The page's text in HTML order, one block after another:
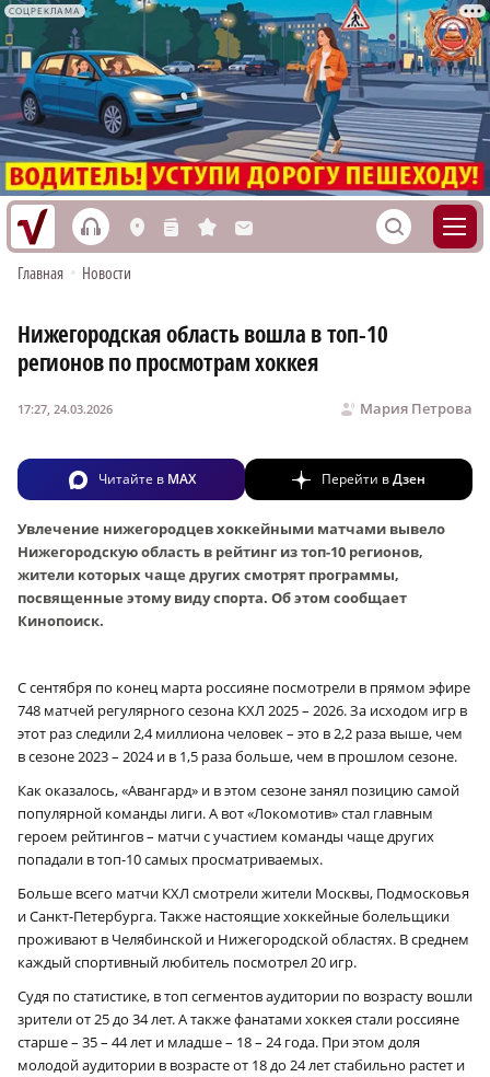
СОЦРЕКЛАМА
h L n s M S
Главная • Новости
Нижегородская область вошла в топ-10
регионов по просмотрам хоккея
Мария Петрова
17:27, 24.03.2026
Читайте в MAX Перейти вДзен
Увлечение нижегородцев хоккейными матчами вывело
Нижегородскую область в рейтинг из топ-10 регионов,
жители которых чаще других смотрят программы,
посвященные этому виду спорта. Об этом сообщает
Кинопоиск.
С сентября по конец марта россияне посмотрели в прямом эфире
748 матчей регулярного сезона КХЛ 2025 – 2026. За исходом игр в
этот раз следили 2,4 миллиона человек – это в 2,2 раза выше, чем
в сезоне 2023 – 2024 и в 1,5 раза больше, чем в прошлом сезоне.
Как оказалось, «Авангард» и в этом сезоне занял позицию самой
популярной команды лиги. А вот «Локомотив» стал главным
героем рейтингов – матчи с участием команды чаще других
попадали в топ-10 самых просматриваемых.
Больше всего матчи КХЛ смотрели жители Москвы, Подмосковья
и Санкт-Петербурга. Также настоящие хоккейные болельщики
проживают в Челябинской и Нижегородской областях. В среднем
каждый спортивный любитель посмотрел 20 игр.
Судя по статистике, в топ сегментов аудитории по возрасту вошли
зрители от 25 до 34 лет. А также фанатами хоккея стали россияне
старше – 35 – 44 лет и младше – 18 – 24 года. При этом доля
молодой аудитории в возрасте от 18 до 24 лет стабильно растет и